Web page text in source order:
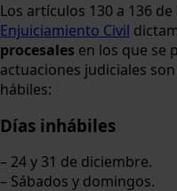
Los artículos 130 a 136 de
Enjuiciamiento Civil
procesales en los que se
actuaciones judiciales
hábiles:
Días inhábiles
– 24 y 31 de diciembre.
– Sábados y domingos.